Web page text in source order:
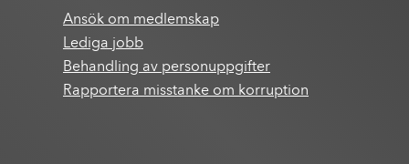
Ansök om medlemskap
Lediga jobb
Behandling av personuppgifter
Rapportera misstanke om korruption